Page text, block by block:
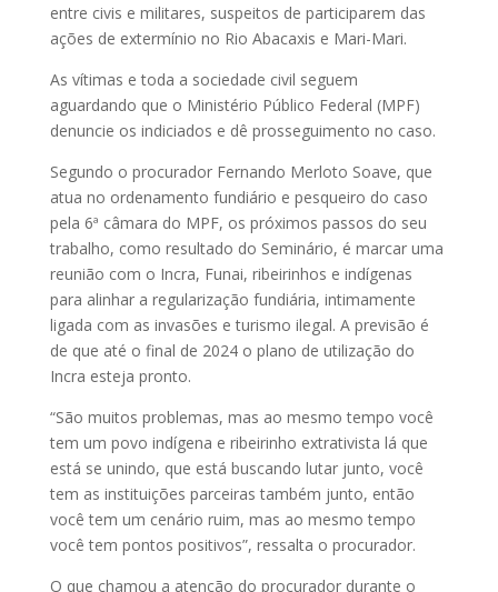
entre civis e militares, suspeitos de participarem das
ações de extermínio no Rio Abacaxis e Mari-Mari.
As vítimas e toda a sociedade civil seguem
aguardando que o Ministério Público Federal (MPF)
denuncie os indiciados e dê prosseguimento no caso.
Segundo o procurador Fernando Merloto Soave, que
atua no ordenamento fundiário e pesqueiro do caso
pela 6ª câmara do MPF, os próximos passos do seu
trabalho, como resultado do Seminário, é marcar uma
reunião com o Incra, Funai, ribeirinhos e indígenas
para alinhar a regularização fundiária, intimamente
ligada com as invasões e turismo ilegal. A previsão é
de que até o final de 2024 o plano de utilização do
Incra esteja pronto.
“São muitos problemas, mas ao mesmo tempo você
tem um povo indígena e ribeirinho extrativista lá que
está se unindo, que está buscando lutar junto, você
tem as instituições parceiras também junto, então
você tem um cenário ruim, mas ao mesmo tempo
você tem pontos positivos”, ressalta o procurador.
O que chamou a atenção do procurador durante o